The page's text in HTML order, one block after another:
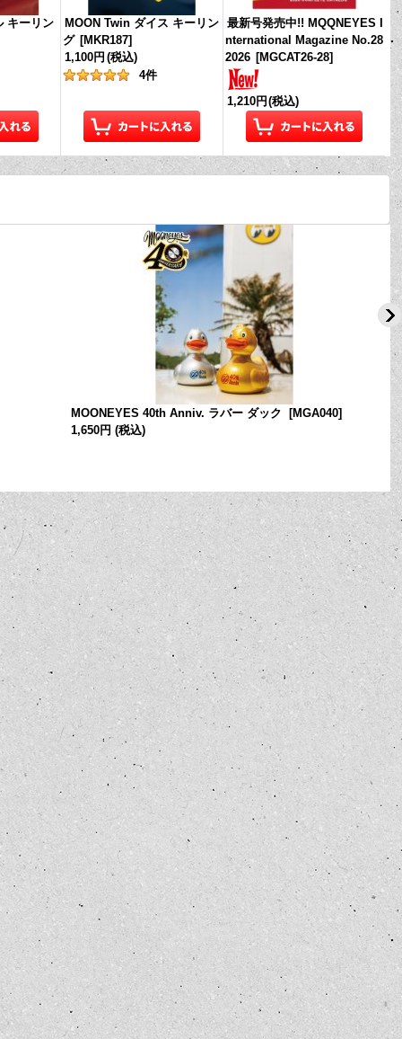
キーリン
MOON Twin ダイス キーリン
グ [MKR187]
1,100円 (税込)
4件
最新号発売中!! MQQNEYES I
nternational Magazine No.28
2026 [MGCAT26-28]
1,210円 (税込)
MOONEYES 40th Anniv. ラバー ダック [MGA040]
1,650円 (税込)